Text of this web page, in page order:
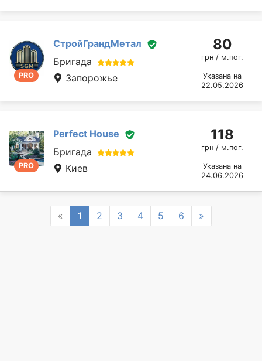
PRO
СтройГрандМетал
Бригада
Запорожье
80
грн / м.пог.
Указана на
22.05.2026
PRO
Perfect House
Бригада
Киев
118
грн / м.пог.
Указана на
24.06.2026
« Previous
1 2 3 4 5 6 »